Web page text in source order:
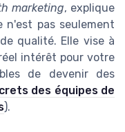
marketing, explique
n'est pas seulement
qualité. Elle vise à
intérêt pour votre
de devenir des
des équipes de
).